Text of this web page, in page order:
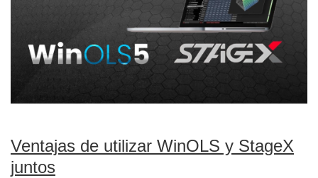
Ventajas de utilizar WinOLS y StageX
juntos